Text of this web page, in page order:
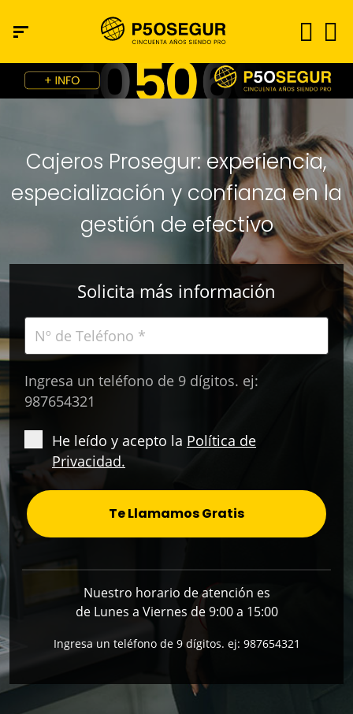
Cajeros Prosegur: experiencia,
especialización y confianza en la
gestión de efectivo
Solicita más información
Ingresa un teléfono de 9 dígitos. ej:
987654321
He leído y acepto la Política de
Privacidad.
Te Llamamos Gratis
Nuestro horario de atención es
de Lunes a Viernes de 9:00 a 15:00
Ingresa un teléfono de 9 dígitos. ej: 987654321